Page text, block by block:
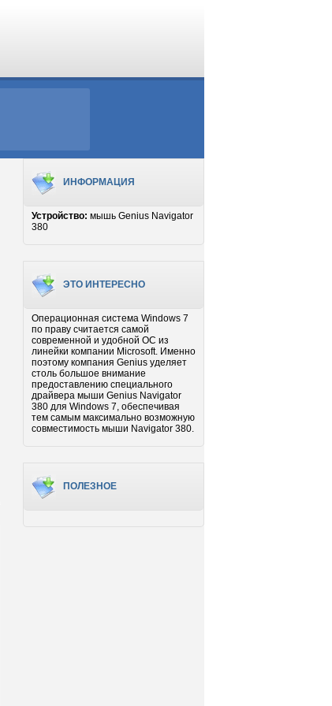
ИНФОРМАЦИЯ
Устройство: мышь Genius Navigator
380
ЭТО ИНТЕРЕСНО
Операционная система Windows 7
по праву считается самой
современной и удобной ОС из
линейки компании Microsoft. Именно
поэтому компания Genius уделяет
столь большое внимание
предоставлению специального
драйвера мыши Genius Navigator
380 для Windows 7, обеспечивая
тем самым максимально возможную
совместимость мыши Navigator 380.
ПОЛЕЗНОЕ